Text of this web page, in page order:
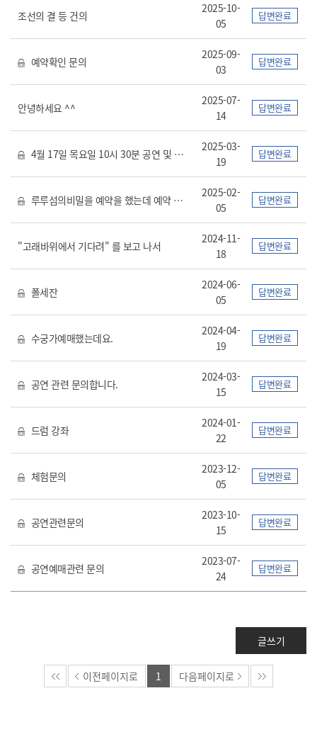
조선의 결 등 건의
2025-10-
05
답변완료
예약확인 문의
2025-09-
03
답변완료
안녕하세요 ^^
2025-07-
14
답변완료
4월 17일 목요일 10시 30분 공연 및 이후 체험활동 문의
2025-03-
19
답변완료
루루섬의비밀을 예약을 했는데 예약 확인이 안되요
2025-02-
05
답변완료
"고래바위에서 기다려" 를 보고 나서
2024-11-
18
답변완료
폴세잔
2024-06-
05
답변완료
수궁가예매했는데요.
2024-04-
19
답변완료
공연 관련 문의합니다.
2024-03-
15
답변완료
드럼 강좌
2024-01-
22
답변완료
체험문의
2023-12-
05
답변완료
공연관련문의
2023-10-
15
답변완료
공연예매관련 문의
2023-07-
24
답변완료
글쓰기
이전페이지로 1 다음페이지로